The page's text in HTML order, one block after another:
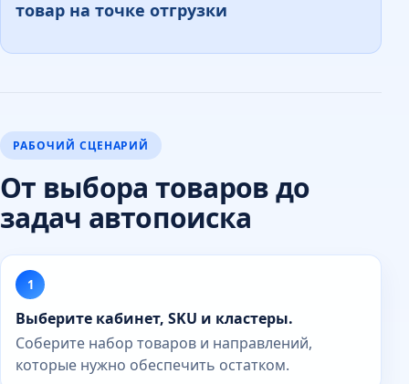
товар на точке отгрузки
РАБОЧИЙ СЦЕНАРИЙ
От выбора товаров до
задач автопоиска
Выберите кабинет, SKU и кластеры.
Соберите набор товаров и направлений,
которые нужно обеспечить остатком.